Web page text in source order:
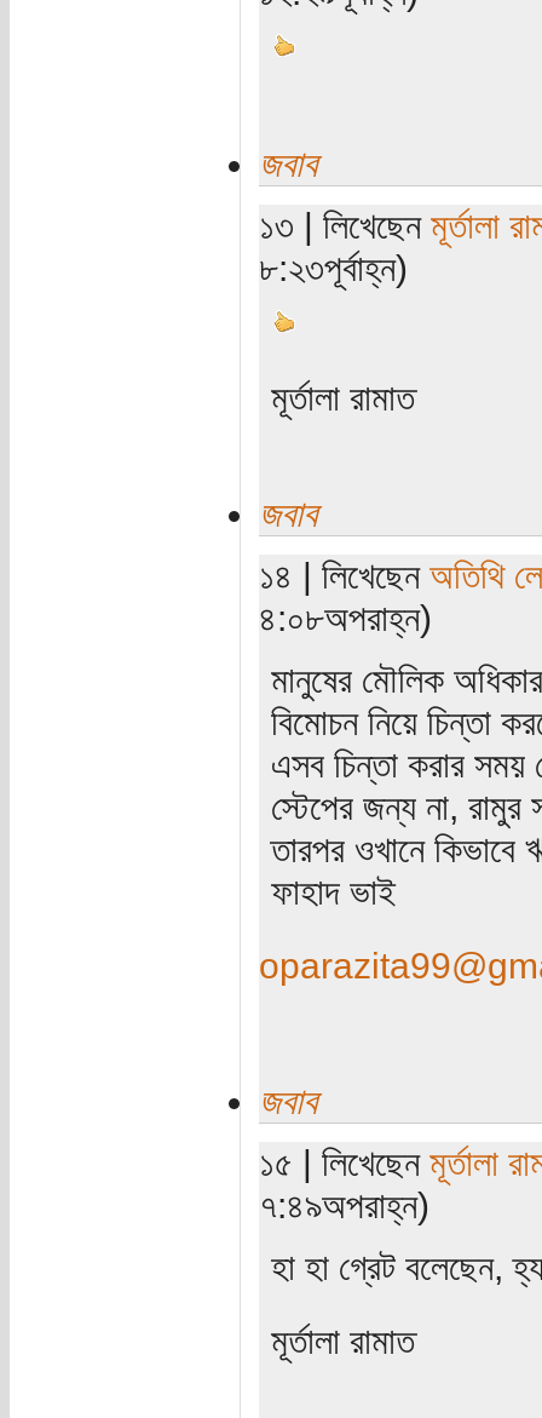
জবাব
১৩ | লিখেছেন মূর্তালা
৮:২৩পূর্বাহ্ন)
মূর্তালা রামাত
জবাব
১৪ | লিখেছেন অতিথি
৪:০৮অপরাহ্ন)
মানুষের মৌলিক
বিমোচন নিয়ে চিন্তা
এসব চিন্তা করার
স্টেপের জন্য না,
তারপর ওখানে কিভাবে
ফাহাদ ভাই
জবাব
১৫ | লিখেছেন মূর্তালা
৭:৪৯অপরাহ্ন)
হা হা গ্রেট বলেছেন,
মূর্তালা রামাত